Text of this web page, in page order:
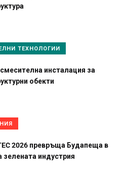
ТЕХНОЛОГИИ
инсталация за
обекти
2026 превръща Будапеща в
зелената индустрия